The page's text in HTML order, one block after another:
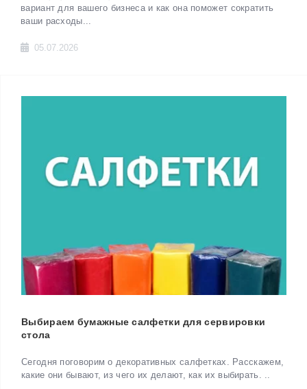
вариант для вашего бизнеса и как она поможет сократить
ваши расходы...
05.07.2026
Выбираем бумажные салфетки для сервировки
стола
Сегодня поговорим о декоративных салфетках. Расскажем,
какие они бывают, из чего их делают, как их выбирать. ..